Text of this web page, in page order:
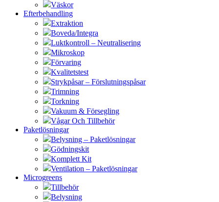
Väskor
Efterbehandling
Extraktion
Boveda/Integra
Luktkontroll – Neutralisering
Mikroskop
Förvaring
Kvalitetstest
Strykpåsar – Förslutningspåsar
Trimning
Torkning
Vakuum & Försegling
Vågar Och Tillbehör
Paketlösningar
Belysning – Paketlösningar
Gödningskit
Komplett Kit
Ventilation – Paketlösningar
Microgreens
Tillbehör
Belysning